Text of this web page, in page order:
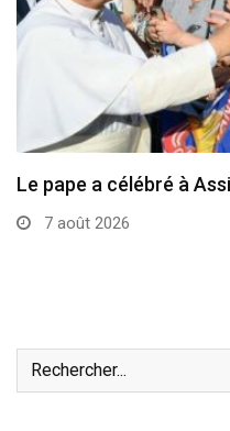
Le pape a célébré à
7 août 2026